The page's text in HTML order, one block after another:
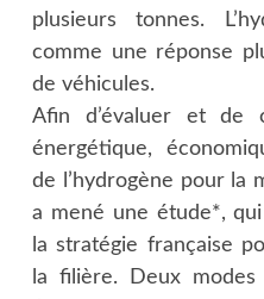
plusieurs tonnes.
comme une réponse
de véhicules.
Afin d’évaluer et de
énergétique,
de l’hydrogène pour la
a mené une étude*, qui
la stratégie française
la filière. Deux modes